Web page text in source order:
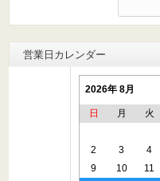
索:
営業日カレンダー
2026年 8月
日 月 火
2
3 4
9
10 11